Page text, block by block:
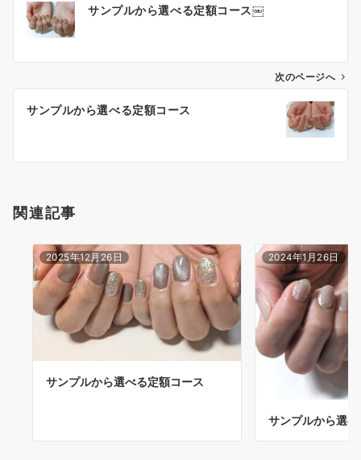
サンプルから選べる定額コース￼
次のページへ
サンプルから選べる定額コース
関連記事
2025年12月26日
サンプルから選べる定額コース
2024年1月26日
サンプルから選